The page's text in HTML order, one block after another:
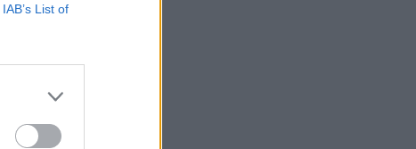
IAB’s List of